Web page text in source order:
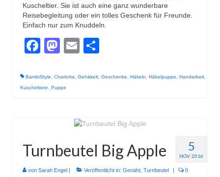
Kuscheltier. Sie ist auch eine ganz wunderbare
Reisebegleitung oder ein tolles Geschenk für Freunde.
Einfach nur zum Knuddeln.
Facebook
Mastodon
Email
BambiStyle Charlotta Gehäkelt Geschenke Häkeln Häkelpuppe Handarbeit
Kuscheltiere
Puppe
5
NOV. 2016
Turnbeutel Big Apple
von Sarah Engel Veröffentlicht in: Genäht, Turnbeutel 0